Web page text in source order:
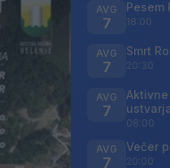
AVG
7
Pesem
18:00
AVG
7
Smrt
20:30
AVG
7
08:00
AVG
7
Večer
20:00